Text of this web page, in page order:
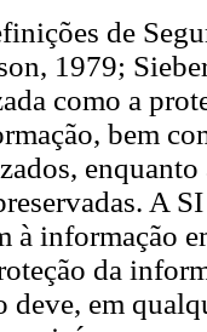
de
1979;
como a
bem
A
à informação
da
deve, em